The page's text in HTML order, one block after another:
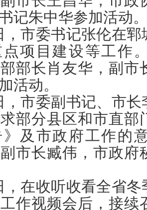
记朱中华参加活动
，市委书记张伦在
项目建设等工作
部长肖友华，副市
活动。
，市委副书记、市
部分县区和市直部
及市政府工作的
市长臧伟，市政府
，在收听收看全省
作视频会后，接续